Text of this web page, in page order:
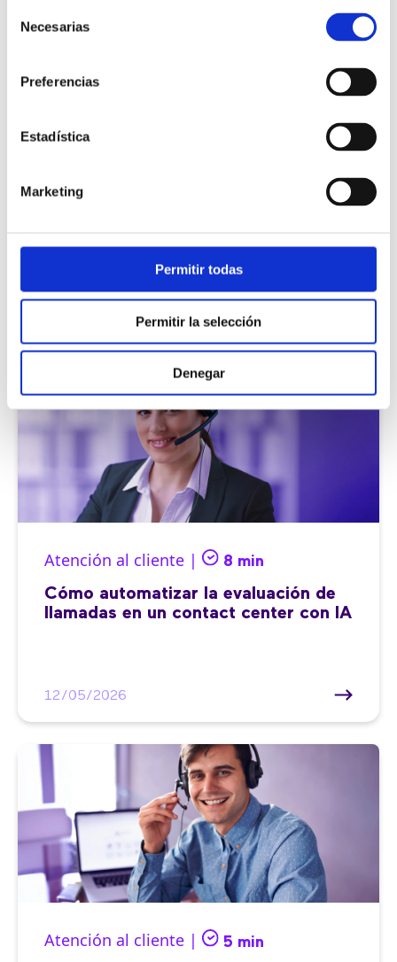
Necesarias
Preferencias
Estadística
Marketing
Permitir todas
Permitir la selección
Denegar
Atención al cliente | 8 min
Cómo automatizar la evaluación de
llamadas en un contact center con IA
12/05/2026
Atención al cliente | 5 min